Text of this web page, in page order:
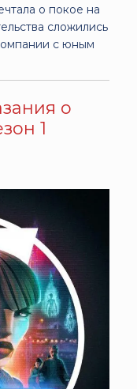
о покое на
сложились
с юным
о
1